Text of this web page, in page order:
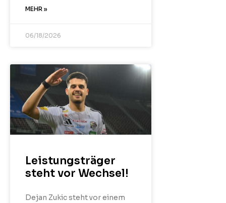
MEHR »
06/18/2026
Leistungsträger
steht vor Wechsel!
Dejan Zukic steht vor einem